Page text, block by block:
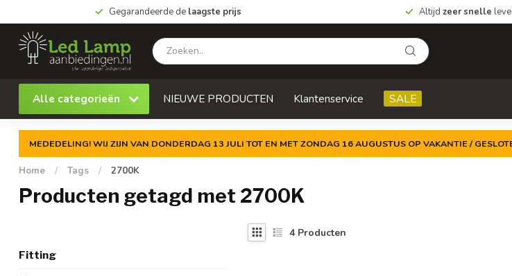
Gegarandeerde de laagste prijs Altijd zeer snelle
Alle categorieën NIEUWE PRODUCTEN Klantenservice SALE
MEDEDELING! WIJ ZIJN VAN DONDERDAG 13 JULI TOT EN MET ZONDAG 16 AUGUSTUS OP VAKANTIE /
Home / Tags / 2700K
Producten getagd met 2700K
Fitting
4Producten